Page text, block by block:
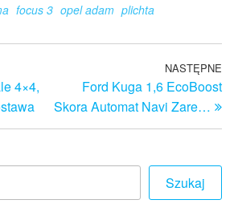
focus 3 opel adam plichta
4×4,
NASTĘPNE
Ford Kuga 1,6 EcoBoost
Skora Automat Navi Zare…
Szukaj